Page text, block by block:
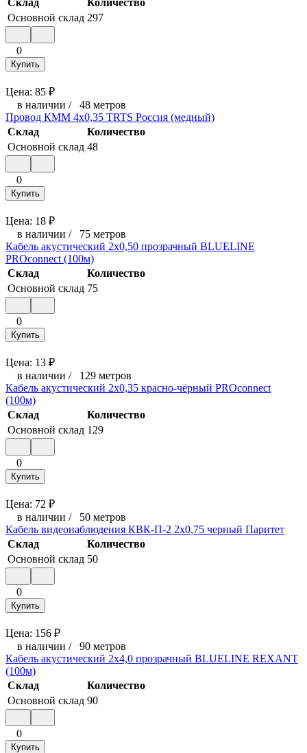
Основной склад 297
0
Купить
Цена: 85 ₽
в наличии / 48 метров
Провод КММ 4х0,35 TRTS Россия (медный)
Склад
Количество
Основной склад 48
0
Купить
Цена: 18 ₽
в наличии / 75 метров
Кабель акустический 2х0,50 прозрачный BLUELINE
PROconnect (100м)
Склад
Количество
Основной склад 75
0
Купить
Цена: 13 ₽
в наличии / 129 метров
Кабель акустический 2х0,35 красно-чёрный PROconnect
(100м)
Склад
Количество
Основной склад 129
0
Купить
Цена: 72 ₽
в наличии / 50 метров
Кабель видеонаблюдения КВК-П-2 2х0,75 черный Паритет
Склад
Количество
Основной склад 50
0
Купить
Цена: 156 ₽
в наличии / 90 метров
Кабель акустический 2х4,0 прозрачный BLUELINE REXANT
(100м)
Склад
Количество
Основной склад 90
0
Купить